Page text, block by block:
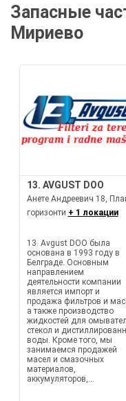
Запасные
Мириево
13. AVGUST DOO
Анете Андреевич 18,
горизонти + 1 локации
13. Avgust DOO была
основана в 1993 году в
Белграде. Основным
направлением
деятельности компании
является импорт и
продажа фильтров и
а также производство
жидкостей для
стекол и
воды. Кроме того, мы
занимаемся продажей
масел и смазочных
материалов,
аккумуляторов,...